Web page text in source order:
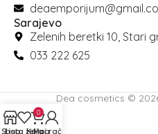
Sarajevo
Zelenih beretki 10, Stari
033 222 625
Dea cosmetics ©
Shop
Lista želja
0
Korpa
Moj račun